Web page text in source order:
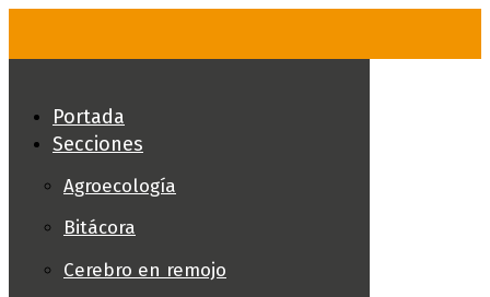
Portada
Secciones
Agroecología
Bitácora
Cerebro en remojo